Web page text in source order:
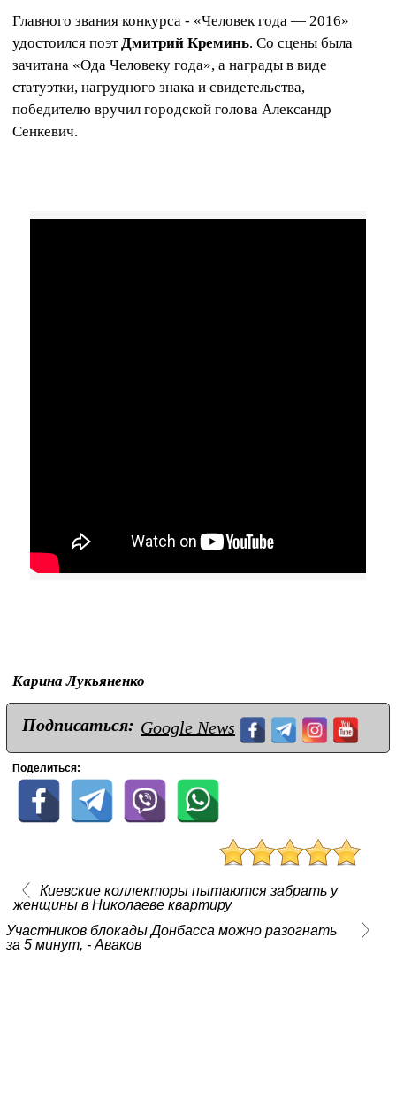
Главного звания конкурса - «Человек года — 2016»
удостоился поэтДмитрий Креминь. Со сцены была
зачитана «Ода Человеку года», а награды в виде
статуэтки, нагрудного знака и свидетельства,
победителю вручил городской голова Александр
Сенкевич.
Карина Лукьяненко
Подписаться: Google News
Поделиться:
Киевские коллекторы пытаются забрать у
женщины в Николаеве квартиру
Участников блокады Донбасса можно разогнать
за 5 минут, - Аваков